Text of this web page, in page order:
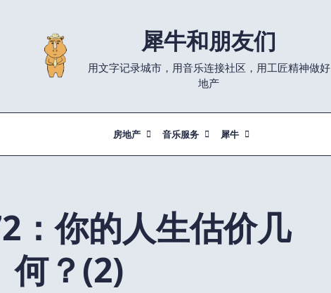
犀牛和朋友们
用文字记录城市，用音乐连接社区，用工匠精神做好
地产
房地产 音乐服务 犀牛
：你的人生估价几
何？(2)